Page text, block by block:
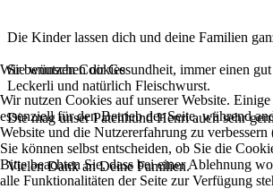
Die Kinder lassen dich und deine Familien
Sie wünschen dir Gesundheit, immer einen
Leckerli und natürlich Fleischwurst.
Die mag unser Patenhund Henri auch sehr
Vielen Dank an Deine Familien.
Wir benutzen Cookies
Wir nutzen Cookies auf unserer Website.
essenziell für den Betrieb der Seite, während
Website und die Nutzererfahrung zu
Sie können selbst entscheiden, ob Sie die
Bitte beachten Sie, dass bei einer Ablehnung
alle Funktionalitäten der Seite zur Verfügung